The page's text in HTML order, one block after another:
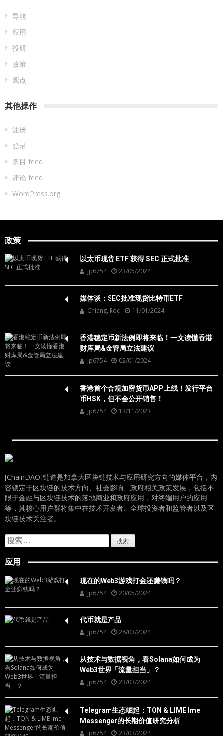
导航
应用
投研
政策
观点
其他操作
注册
登录
条目 feed
评论 feed
WordPress.org
政策
以太币现货 ETF 获得 SEC 正式批准
Jp6754 23/05/2024
媒体谈：SEC批准现货比特币ETF
Chiang, Roc 11/01/2024
香港稳定币新法例即将来临！一文读懂香港
财库局&金管局立法建议
Jp6754 02/01/2024
香港首个合规加密货币APP上线！发行平台
币HSK，但不会公开销售！
Jp6754 13/11/2023
[ChainDAO]链道是加拿大区块链技术与应用研究方向的媒体平台，内
容锁定于区块链的技术方向、社会影响、政府相关政策发展，包括不
限于金融与区块链技术的落地商业和政府应用，对终端用户的应用
等，其核心用户群将集中在技术开发者、全球投资者和监管者以及区
块链技术关注者。
搜
索：
应用
现在的Web3游戏打金还赚钱吗？
Jp6754 20/05/2024
代币就是产品
Jp6754 28/03/2024
从技术与数据视角，看Solana如何成为
Web3世界「流量担当」？
Jp6754 23/03/2024
Telegram生态崛起：TON & LIME Ime
Messenger的长期价值研究分析
Jp6754 23/03/2024